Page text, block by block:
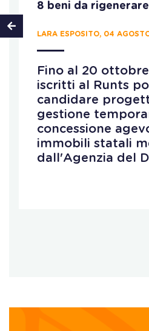
8 beni da rigenerare
LARA ESPOSITO, 04
Fino al 20
iscritti al Runts
candidare
gestione
concessione
immobili statali
dall'Agenzia del